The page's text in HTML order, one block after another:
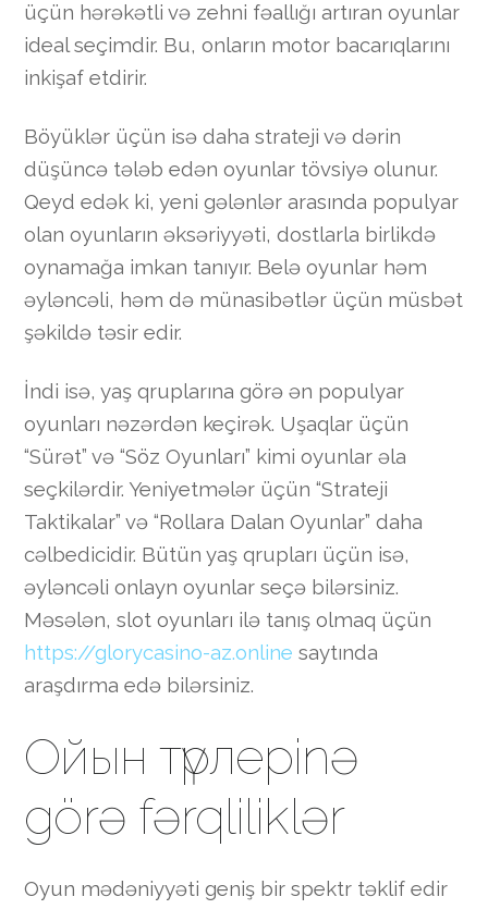
üçün hərəkətli və zehni fəallığı artıran oyunlar
ideal seçimdir. Bu, onların motor bacarıqlarını
inkişaf etdirir.
Böyüklər üçün isə daha strateji və dərin
düşüncə tələb edən oyunlar tövsiyə olunur.
Qeyd edək ki, yeni gələnlər arasında populyar
olan oyunların əksəriyyəti, dostlarla birlikdə
oynamağa imkan tanıyır. Belə oyunlar həm
əyləncəli, həm də münasibətlər üçün müsbət
şəkildə təsir edir.
İndi isə, yaş qruplarına görə ən populyar
oyunları nəzərdən keçirək. Uşaqlar üçün
“Sürət” və “Söz Oyunları” kimi oyunlar əla
seçkilərdir. Yeniyetmələr üçün “Strateji
Taktikalar” və “Rollara Dalan Oyunlar” daha
cəlbedicidir. Bütün yaş qrupları üçün isə,
əyləncəli onlayn oyunlar seçə bilərsiniz.
Məsələn, slot oyunları ilə tanış olmaq üçün
https://glorycasino-az.online saytında
araşdırma edə bilərsiniz.
Ойын түрлерinə
görə fərqliliklər
Oyun mədəniyyəti geniş bir spektr təklif edir